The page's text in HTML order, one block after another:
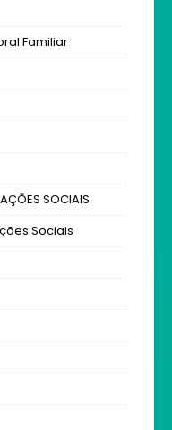
Familiar
SOCIAIS
Sociais